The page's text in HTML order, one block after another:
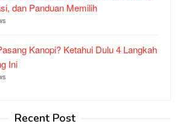
dan Panduan Memilih
Kanopi? Ketahui Dulu 4 Langkah
Ini
Recent Post